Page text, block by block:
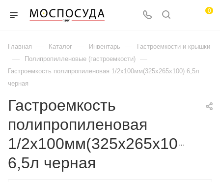
0
Главная — Каталог — Инвентарь — Гастроемкости и крышки
— Полипропилленовые (гастроемкости) —
Гастроемкость полипропиленовая 1/2х100мм(325х265х100) 6,5л
черная
Гастроемкость
полипропиленовая
1/2х100мм(325х265х100)
6,5л черная